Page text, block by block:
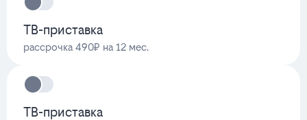
ТВ-приставка
рассрочка 490₽ на 12 мес.
ТВ-приставка